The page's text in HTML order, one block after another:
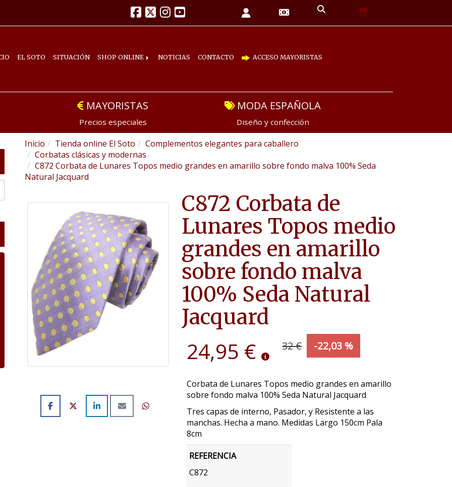
EL SOTO SITUACIÓN SHOP ONLINE NOTICIAS CONTACTO ACCESO MAYORISTAS
MAYORISTAS
Precios especiales
MODA ESPAÑOLA
Diseño y confección
Inicio Tienda online El Soto
Complementos elegantes para caballero
Corbatas clásicas y modernas
C872 Corbata de Lunares Topos medio grandes en amarillo sobre fondo malva 100% Seda
Natural Jacquard
C872 Corbata de
Lunares Topos medio
grandes en amarillo
sobre fondo malva
100% Seda Natural
Jacquard
24,95 € 32 € -22,03 %
Corbata de Lunares Topos medio grandes en amarillo
sobre fondo malva 100% Seda Natural Jacquard
Tres capas de interno, Pasador, y Resistente a las
manchas. Hecha a mano. Medidas Largo 150cm Pala
8cm
REFERENCIA
C872